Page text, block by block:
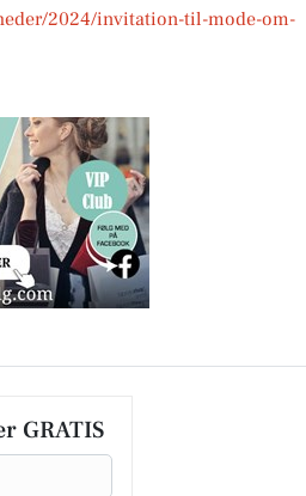
2024/invitation-til-mode-om-
GRATIS